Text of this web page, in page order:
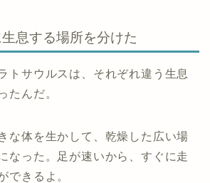
息する場所を分けた
トサウルスは、それぞれ違う生息
たんだ。
な体を生かして、乾燥した広い場
なった。足が速いから、すぐに走
できるよ。